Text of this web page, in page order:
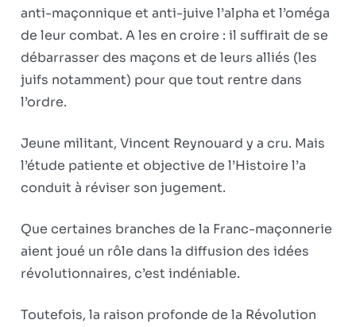
anti-maçonnique et anti-juive l’alpha et l’oméga
de leur combat. A les en croire : il suffirait de se
débarrasser des maçons et de leurs alliés (les
juifs notamment) pour que tout rentre dans
l’ordre.
Jeune militant, Vincent Reynouard y a cru. Mais
l’étude patiente et objective de l’Histoire l’a
conduit à réviser son jugement.
Que certaines branches de la Franc-maçonnerie
aient joué un rôle dans la diffusion des idées
révolutionnaires, c’est indéniable.
Toutefois, la raison profonde de la Révolution